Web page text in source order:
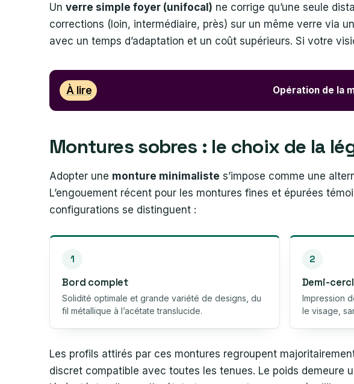
Un verre simple foyer (unifocal) ne corrige qu’une seule
corrections (loin, intermédiaire, près) sur un même verre via
avec un temps d’adaptation et un coût supérieurs. Si votre
À lire Opération de la
Montures sobres : le choix de la
Adopter une monture minimaliste s’impose comme une
L’engouement récent pour les montures fines et épurées
configurations se distinguent :
1
Bord complet
Solidité optimale et grande variété de designs, du
fil métallique à l’acétate translucide.
2
Demi-
Impression
le visage,
Les profils attirés par ces montures regroupent
discret compatible avec toutes les tenues. Le poids demeure